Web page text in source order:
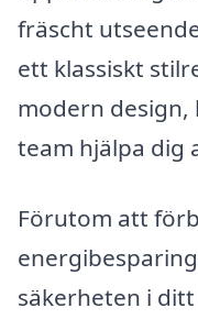
fräscht
ett klassiskt
modern
team hjälpa dig
Förutom att
säkerheten i